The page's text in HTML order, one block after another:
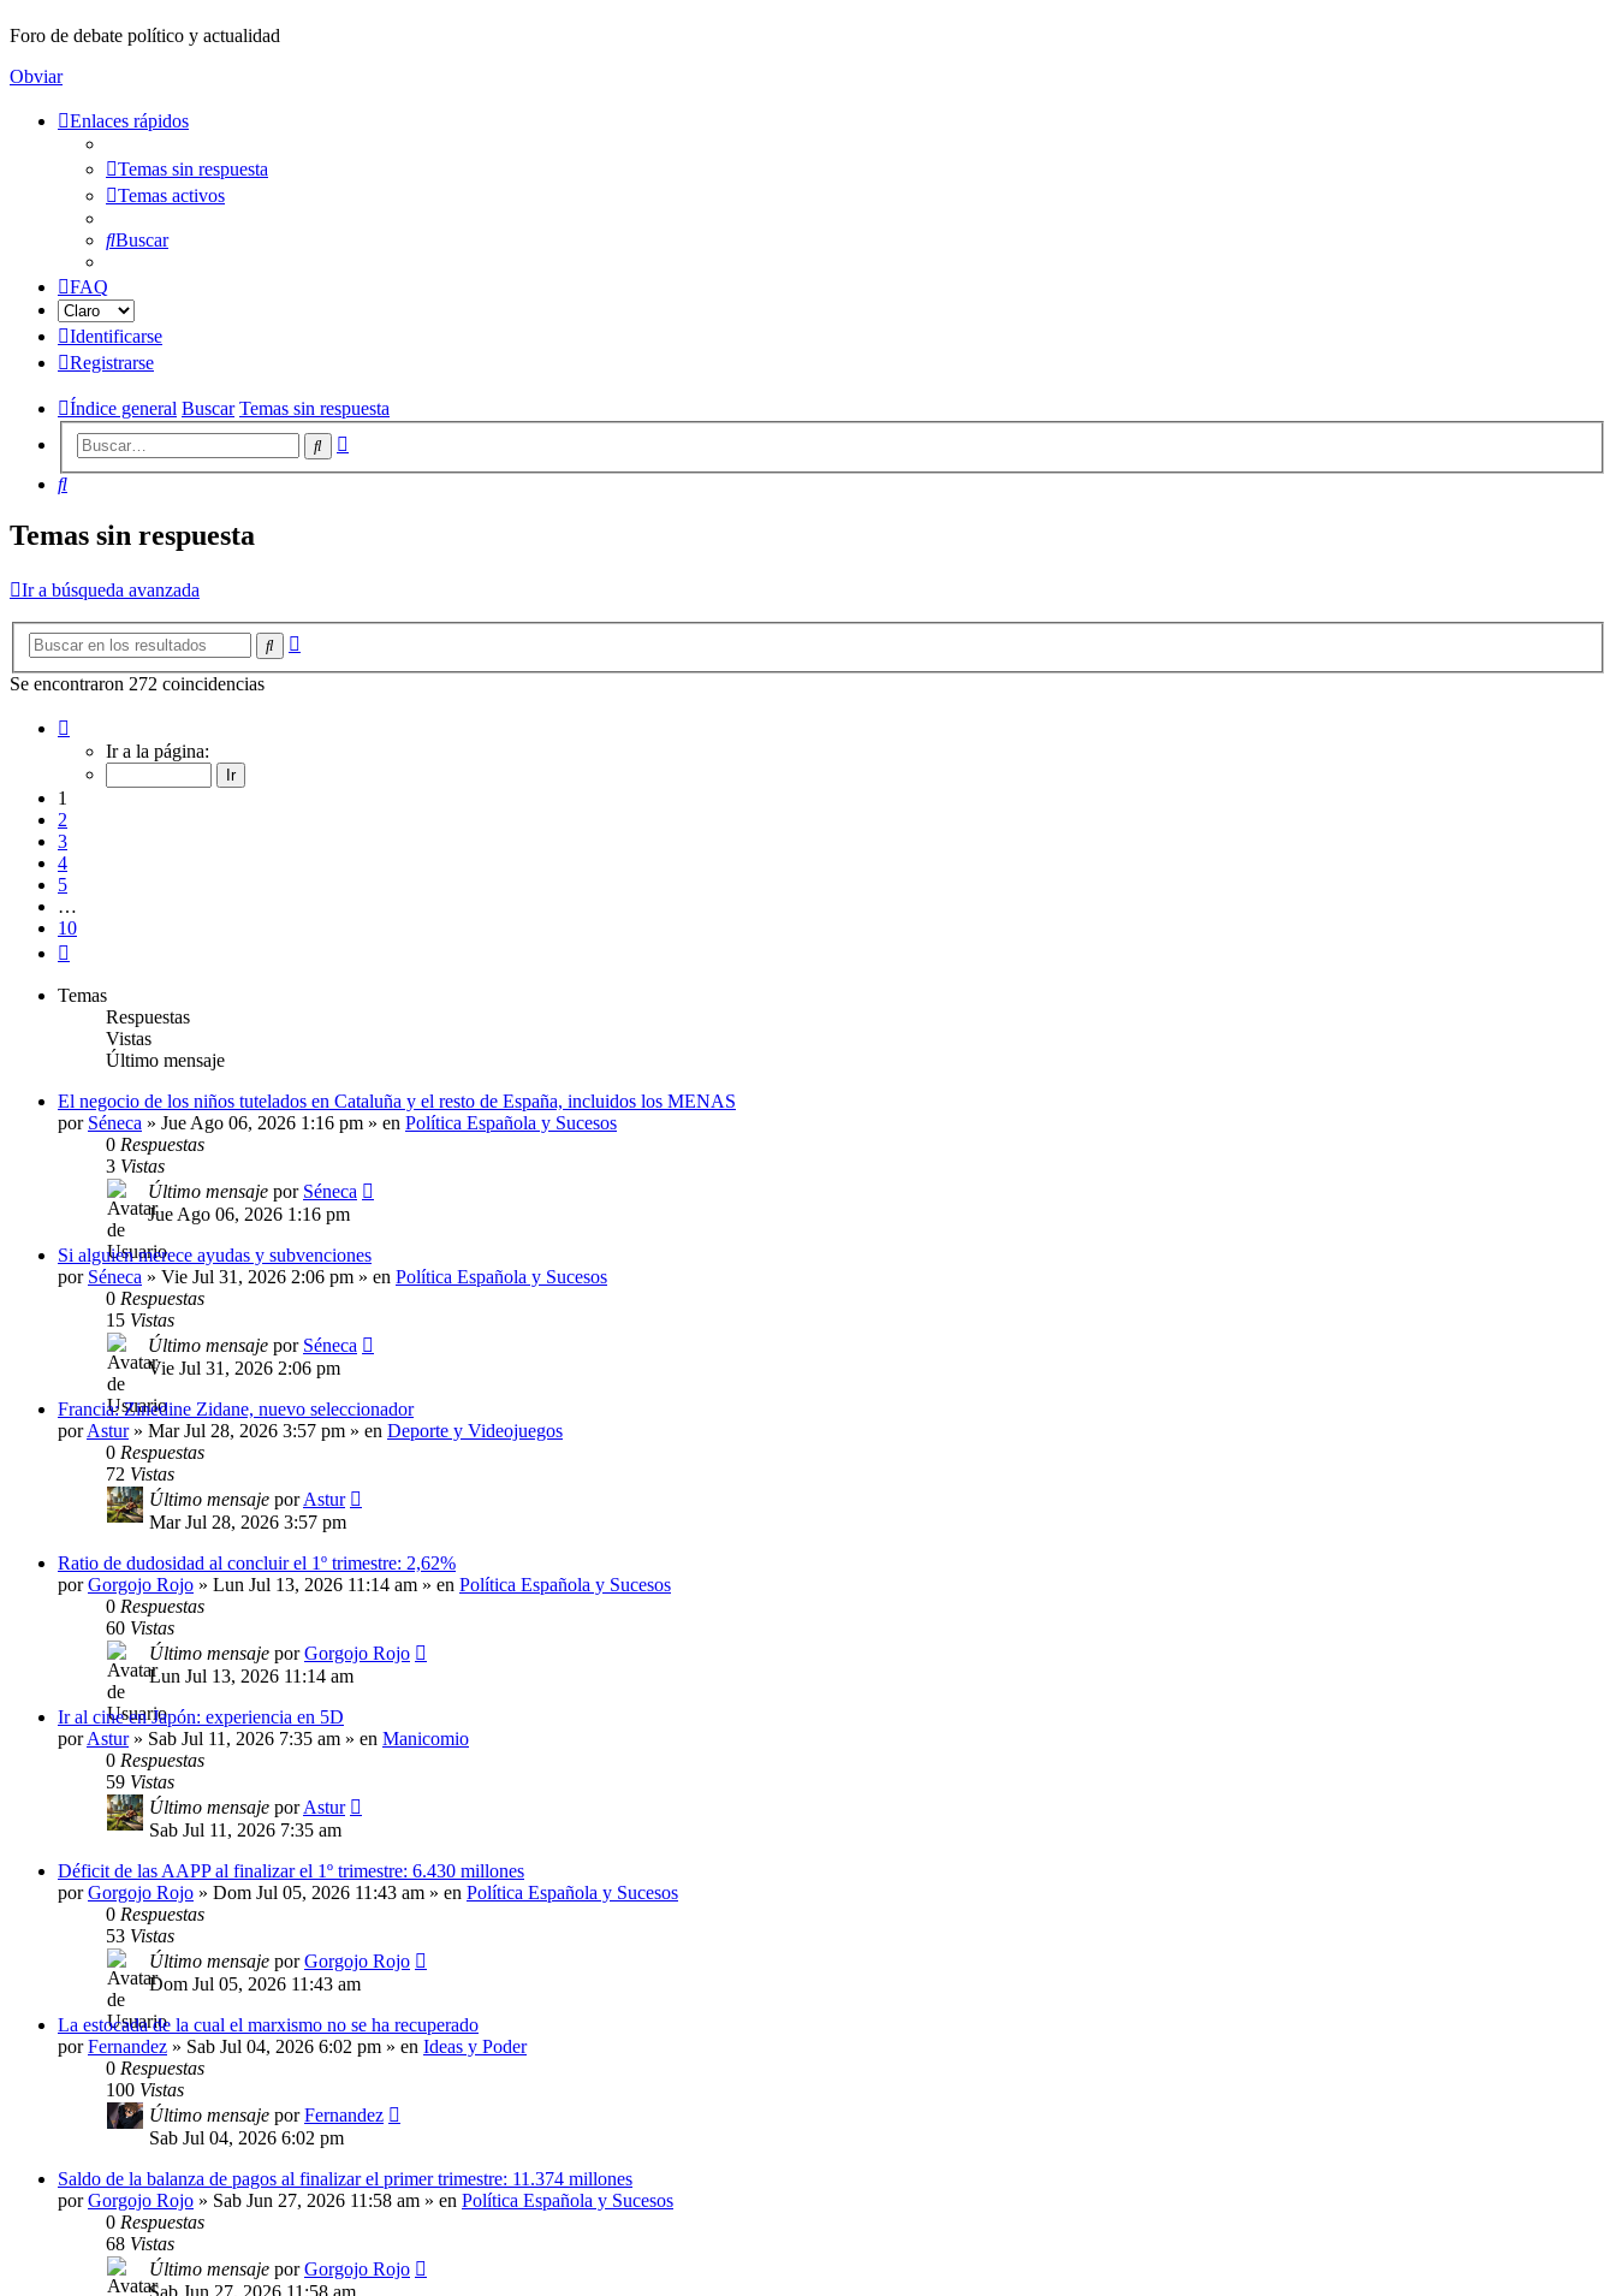
Foro de debate político y actualidad
Obviar
Enlaces rápidos
Temas sin respuesta
Temas activos
Buscar
FAQ
Identificarse
Registrarse
Índice general Buscar Temas sin respuesta
Buscar
Buscar
Temas sin respuesta
Ir a búsqueda avanzada
Buscar
Se encontraron 272 coincidencias
Ir a la página:
1
2
3
4
5
…
10
Temas
Respuestas
Vistas
Último mensaje
El negocio de los niños tutelados en Cataluña y el resto de España, incluidos los MENAS
por Séneca » Jue Ago 06, 2026 1:16 pm » en Política Española y Sucesos
0 Respuestas
3 Vistas
Último mensaje por Séneca
Jue Ago 06, 2026 1:16 pm
Si alguien merece ayudas y subvenciones
por Séneca » Vie Jul 31, 2026 2:06 pm » en Política Española y Sucesos
0 Respuestas
15 Vistas
Último mensaje por Séneca
Vie Jul 31, 2026 2:06 pm
Francia: Zinedine Zidane, nuevo seleccionador
porAstur» Mar Jul 28, 2026 3:57 pm » en Deporte y Videojuegos
0 Respuestas
72 Vistas
Último mensaje porAstur
Mar Jul 28, 2026 3:57 pm
Ratio de dudosidad al concluir el 1º trimestre: 2,62%
porGorgojo Rojo » Lun Jul 13, 2026 11:14 am » en Política Española y Sucesos
0 Respuestas
60 Vistas
Último mensaje porGorgojo Rojo
Lun Jul 13, 2026 11:14 am
Ir al cine en Japón: experiencia en 5D
porAstur» Sab Jul 11, 2026 7:35 am » en Manicomio
0 Respuestas
59 Vistas
Último mensaje porAstur
Sab Jul 11, 2026 7:35 am
Déficit de las AAPP al finalizar el 1º trimestre: 6.430 millones
porGorgojo Rojo » Dom Jul 05, 2026 11:43 am » en Política Española y Sucesos
0 Respuestas
53 Vistas
Último mensaje porGorgojo Rojo
Dom Jul 05, 2026 11:43 am
La estocada de la cual el marxismo no se ha recuperado
porFernandez » Sab Jul 04, 2026 6:02 pm » en Ideas y Poder
0 Respuestas
100 Vistas
Último mensaje porFernandez
Sab Jul 04, 2026 6:02 pm
Saldo de la balanza de pagos al finalizar el primer trimestre: 11.374 millones
porGorgojo Rojo » Sab Jun 27, 2026 11:58 am » en Política Española y Sucesos
0 Respuestas
68 Vistas
Último mensaje porGorgojo Rojo